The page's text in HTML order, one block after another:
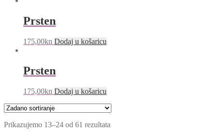
Prsten
175,00kn Dodaj u košaricu
Prsten
175,00kn Dodaj u košaricu
Prikazujemo 13–24 od 61 rezultata